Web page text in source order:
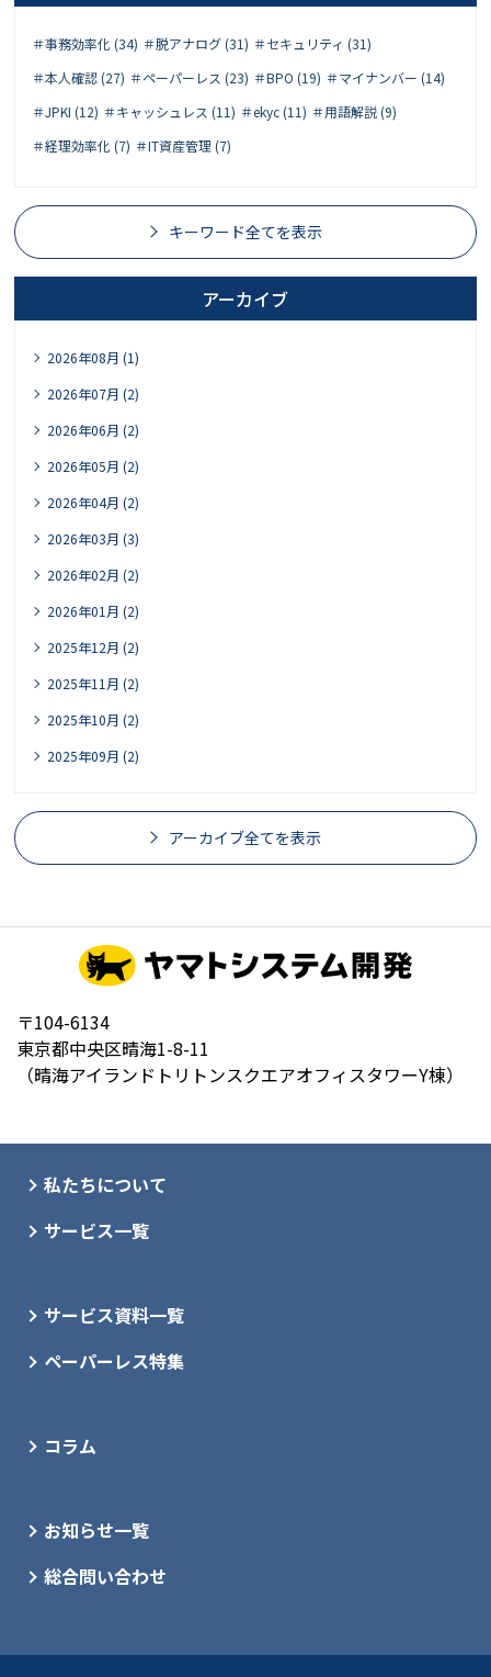
＃事務効率化 (34) ＃脱アナログ (31) ＃セキュリティ (31)
＃本人確認 (27) ＃ペーパーレス (23) ＃BPO (19) ＃マイナンバー (14)
＃JPKI (12) ＃キャッシュレス (11) ＃ekyc (11) ＃用語解説 (9)
＃経理効率化 (7) ＃IT資産管理 (7)
キーワード全てを表示
アーカイブ
2026年08月 (1)
2026年07月 (2)
2026年06月 (2)
2026年05月 (2)
2026年04月 (2)
2026年03月 (3)
2026年02月 (2)
2026年01月 (2)
2025年12月 (2)
2025年11月 (2)
2025年10月 (2)
2025年09月 (2)
アーカイブ全てを表示
〒104-6134
東京都中央区晴海1-8-11
（晴海アイランドトリトンスクエアオフィスタワーY棟）
私たちについて
サービス一覧
サービス資料一覧
ペーパーレス特集
コラム
お知らせ一覧
総合問い合わせ